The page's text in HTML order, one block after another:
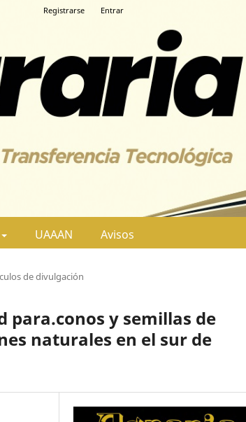
UAAAN Avisos
Registrarse Entrar
de divulgación
para.conos y semillas de
naturales en el sur de